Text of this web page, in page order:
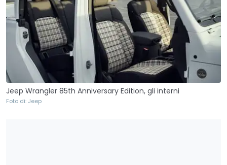
Jeep Wrangler 85th Anniversary Edition, gli interni
Foto di: Jeep